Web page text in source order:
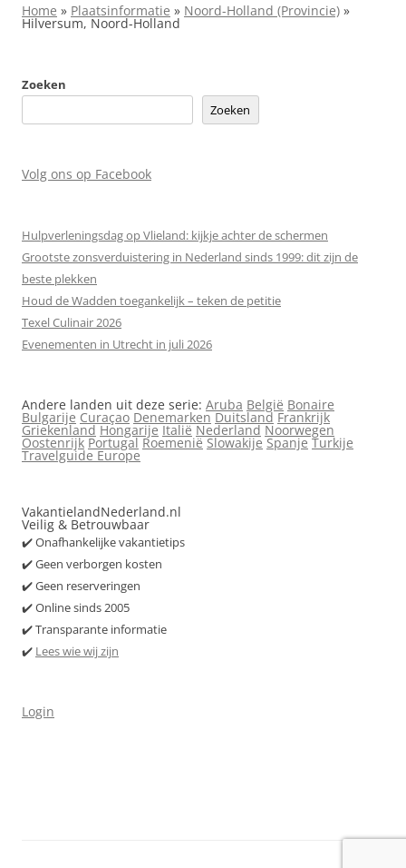
Home » Plaatsinformatie » Noord-Holland (Provincie) »
Hilversum, Noord-Holland
Zoeken
Zoeken
Volg ons op Facebook
Hulpverleningsdag op Vlieland: kijkje achter de schermen
Grootste zonsverduistering in Nederland sinds 1999: dit zijn de
beste plekken
Houd de Wadden toegankelijk – teken de petitie
Texel Culinair 2026
Evenementen in Utrecht in juli 2026
Andere landen uit deze serie: Aruba België Bonaire
Bulgarije Curaçao Denemarken Duitsland Frankrijk
Griekenland Hongarije Italië Nederland Noorwegen
Oostenrijk Portugal Roemenië Slowakije Spanje Turkije
Travelguide Europe
VakantielandNederland.nl
Veilig & Betrouwbaar
✔️ Onafhankelijke vakantietips
✔️ Geen verborgen kosten
✔️ Geen reserveringen
✔️ Online sinds 2005
✔️ Transparante informatie
✔️ Lees wie wij zijn
Login